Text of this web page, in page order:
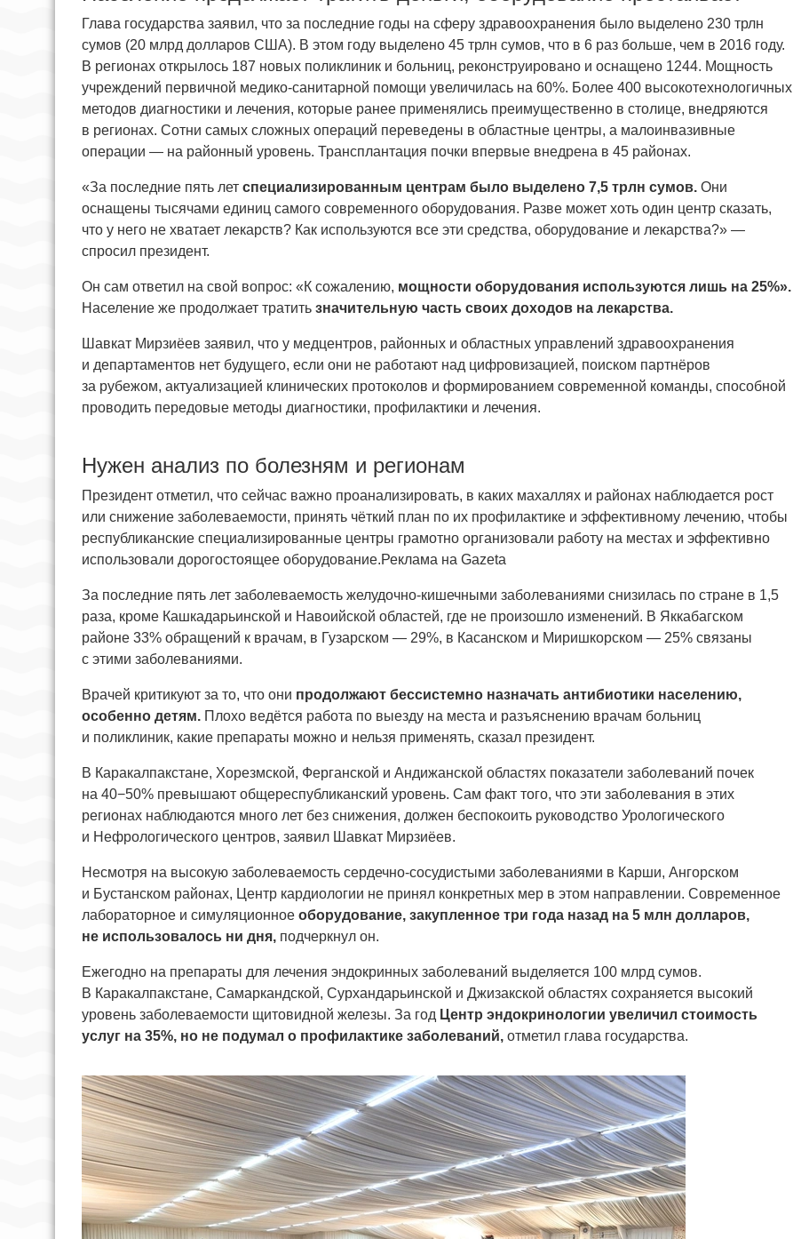
Глава государства заявил, что за последние годы на сферу здравоохранения было выделено 230 трлн
сумов (20 млрд долларов США). В этом году выделено 45 трлн сумов, что в 6 раз больше, чем в 2016 году.
В регионах открылось 187 новых поликлиник и больниц, реконструировано и оснащено 1244. Мощность
учреждений первичной медико-санитарной помощи увеличилась на 60%. Более 400 высокотехнологичных
методов диагностики и лечения, которые ранее применялись преимущественно в столице, внедряются
в регионах. Сотни самых сложных операций переведены в областные центры, а малоинвазивные
операции — на районный уровень. Трансплантация почки впервые внедрена в 45 районах.
«За последние пять лет специализированным центрам было выделено 7,5 трлн сумов. Они
оснащены тысячами единиц самого современного оборудования. Разве может хоть один центр сказать,
что у него не хватает лекарств? Как используются все эти средства, оборудование и лекарства?» —
спросил президент.
Он сам ответил на свой вопрос: «К сожалению, мощности оборудования используются лишь на 25%».
Население же продолжает тратить значительную часть своих доходов на лекарства.
Шавкат Мирзиёев заявил, что у медцентров, районных и областных управлений здравоохранения
и департаментов нет будущего, если они не работают над цифровизацией, поиском партнёров
за рубежом, актуализацией клинических протоколов и формированием современной команды, способной
проводить передовые методы диагностики, профилактики и лечения.
Нужен анализ по болезням и регионам
Президент отметил, что сейчас важно проанализировать, в каких махаллях и районах наблюдается рост
или снижение заболеваемости, принять чёткий план по их профилактике и эффективному лечению, чтобы
республиканские специализированные центры грамотно организовали работу на местах и эффективно
использовали дорогостоящее оборудование.Реклама на Gazeta
За последние пять лет заболеваемость желудочно-кишечными заболеваниями снизилась по стране в 1,5
раза, кроме Кашкадарьинской и Навоийской областей, где не произошло изменений. В Яккабагском
районе 33% обращений к врачам, в Гузарском — 29%, в Касанском и Миришкорском — 25% связаны
с этими заболеваниями.
Врачей критикуют за то, что они продолжают бессистемно назначать антибиотики населению,
особенно детям. Плохо ведётся работа по выезду на места и разъяснению врачам больниц
и поликлиник, какие препараты можно и нельзя применять, сказал президент.
В Каракалпакстане, Хорезмской, Ферганской и Андижанской областях показатели заболеваний почек
на 40−50% превышают общереспубликанский уровень. Сам факт того, что эти заболевания в этих
регионах наблюдаются много лет без снижения, должен беспокоить руководство Урологического
и Нефрологического центров, заявил Шавкат Мирзиёев.
Несмотря на высокую заболеваемость сердечно-сосудистыми заболеваниями в Карши, Ангорском
и Бустанском районах, Центр кардиологии не принял конкретных мер в этом направлении. Современное
лабораторное и симуляционное оборудование, закупленное три года назад на 5 млн долларов,
не использовалось ни дня, подчеркнул он.
Ежегодно на препараты для лечения эндокринных заболеваний выделяется 100 млрд сумов.
В Каракалпакстане, Самаркандской, Сурхандарьинской и Джизакской областях сохраняется высокий
уровень заболеваемости щитовидной железы. За год Центр эндокринологии увеличил стоимость
услуг на 35%, но не подумал о профилактике заболеваний, отметил глава государства.